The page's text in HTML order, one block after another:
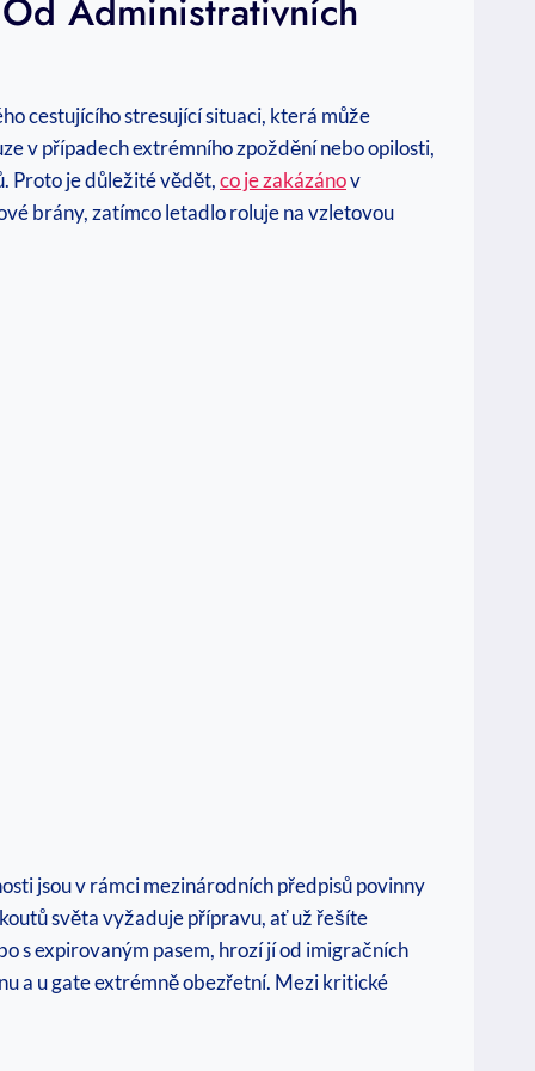
Administrativních
cestujícího stresující situaci, která může
v případech extrémního zpoždění nebo opilosti,
Proto je důležité vědět,co je zakázánov
brány, zatímco letadlo roluje na vzletovou
jsou v rámci mezinárodních předpisů povinny
světa vyžaduje přípravu, ať už řešíte
s expirovaným pasem, hrozí jí od imigračních
a u gate extrémně obezřetní. Mezi kritické